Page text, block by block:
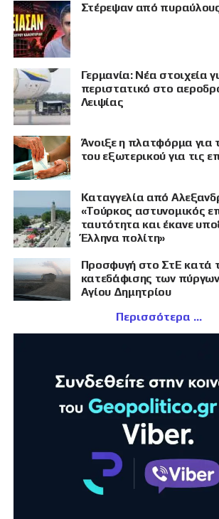
Στέρεψαν από
Γερμανία: Νέα στοιχεία
περιστατικό στο
Λειψίας
Άνοιξε η πλατφόρμα για
του εξωτερικού για τις
Καταγγελία από
«Τούρκος αστυνομικός
ταυτότητα και έκανε
Έλληνα πολίτη»
Προσφυγή στο ΣτΕ κατά
κατεδάφισης των
Αγίου Δημητρίου
Περισσότερα